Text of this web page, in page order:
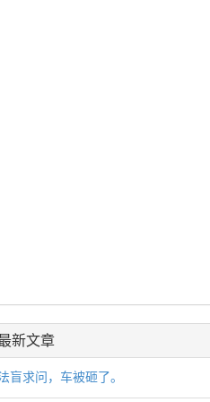
新文章
盲求问，车被砸了。